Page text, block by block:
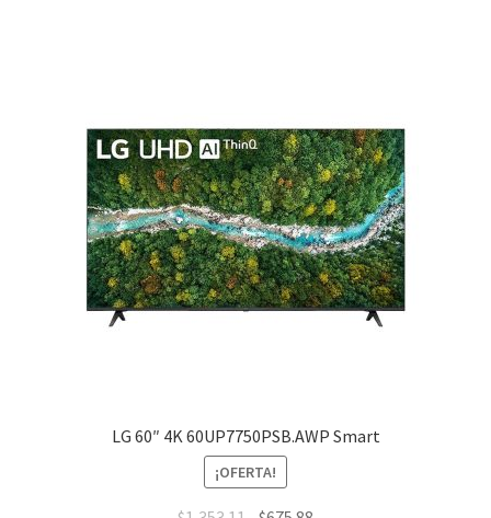
LG 60″ 4K 60UP7750PSB.AWP Smart
¡OFERTA!